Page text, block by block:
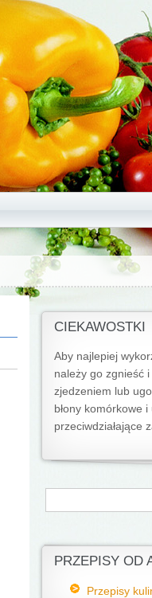
CIEKAWOSTKI
Aby najlepiej
należy go zgnieść
zjedzeniem lub
błony ko­mórkowe
przeciwdziałające
Formularz
Szukaj
PRZEPISY OD
Przepisy